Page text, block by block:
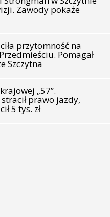
Zawody pokaże
przytomność na
Pomagał
Szczytna
„57”.
prawo jazdy,
5 tys. zł